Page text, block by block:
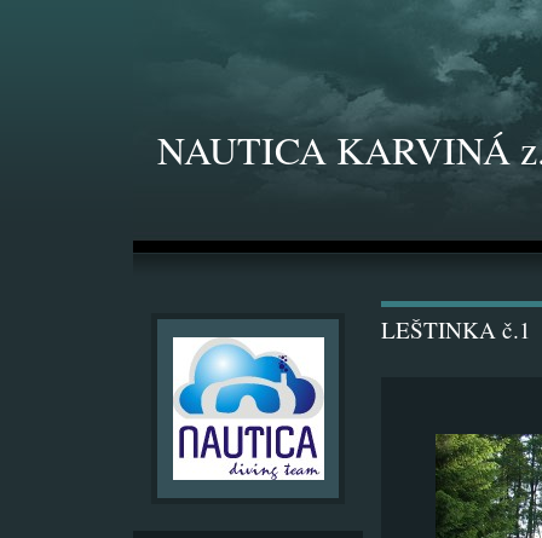
NAUTICA KARVINÁ
LEŠTINKA č.1